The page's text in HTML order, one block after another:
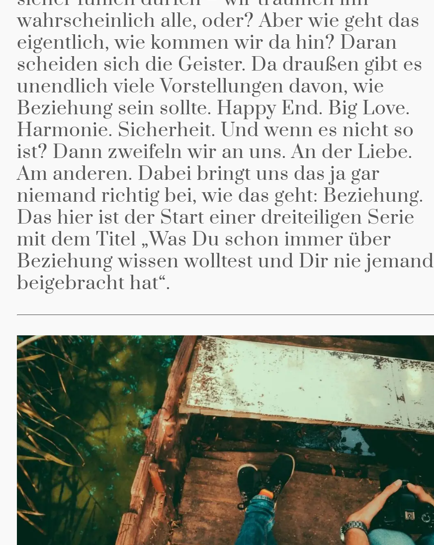
wahrscheinlich alle, oder? Aber wie geht das
eigentlich, wie kommen wir da hin? Daran
scheiden sich die Geister. Da draußen gibt es
unendlich viele Vorstellungen davon, wie
Beziehung sein sollte. Happy End. Big Love.
Harmonie. Sicherheit. Und wenn es nicht so
ist? Dann zweifeln wir an uns. An der Liebe.
Am anderen. Dabei bringt uns das ja gar
niemand richtig bei, wie das geht: Beziehung.
Das hier ist der Start einer dreiteiligen Serie
mit dem Titel „Was Du schon immer über
Beziehung wissen wolltest und Dir nie jemand
beigebracht hat“.